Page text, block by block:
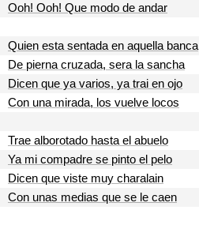
Ooh! Ooh! Que modo de andar
Quien esta sentada en aquella banca
De pierna cruzada, sera la sancha
Dicen que ya varios, ya trai en ojo
Con una mirada, los vuelve locos
Trae alborotado hasta el abuelo
Ya mi compadre se pinto el pelo
Dicen que viste muy charalain
Con unas medias que se le caen